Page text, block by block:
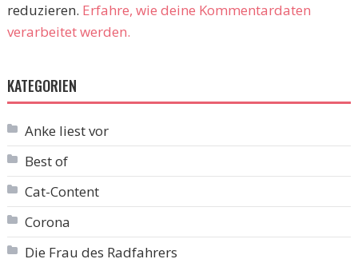
reduzieren. Erfahre, wie deine Kommentardaten
verarbeitet werden.
KATEGORIEN
Anke liest vor
Best of
Cat-Content
Corona
Die Frau des Radfahrers